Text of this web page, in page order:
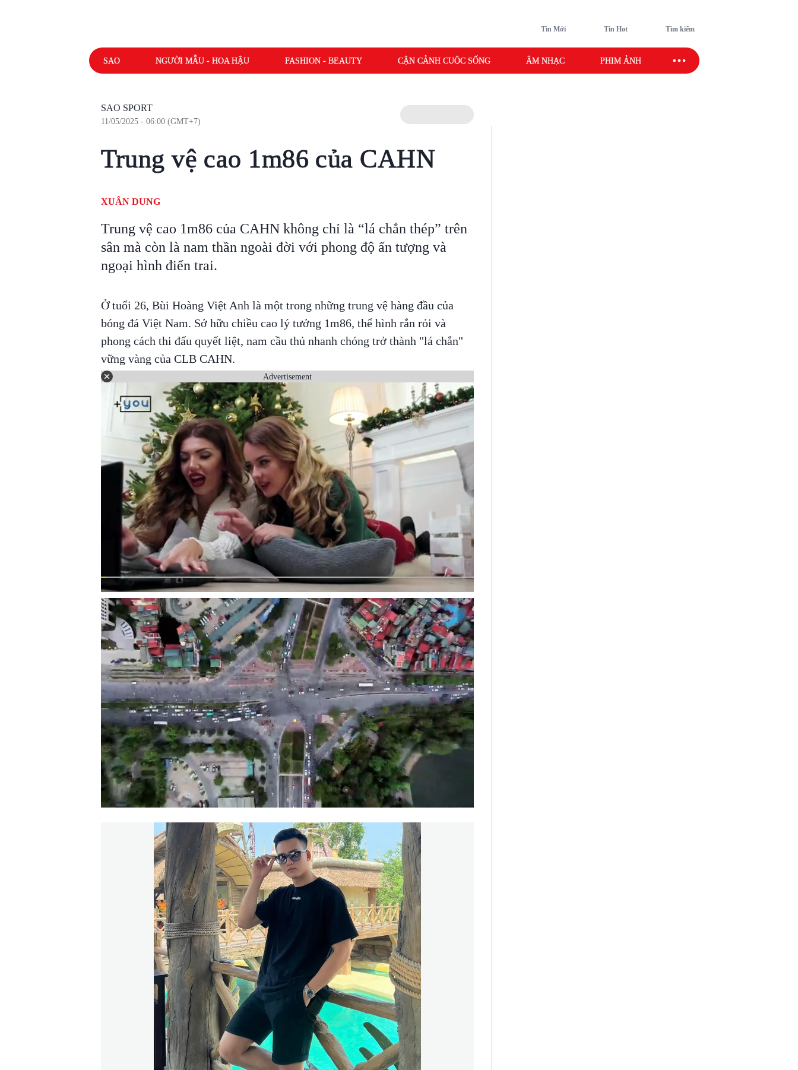
Tin Mới Tin Hot Tìm kiếm
SAO NGƯỜI MẪU - HOA HẬU FASHION - BEAUTY CẬN CẢNH CUỘC SỐNG ÂM NHẠC PHIM ẢNH SAO SPORT
SAO SPORT
11/05/2025 - 06:00 (GMT+7)
Trung vệ cao 1m86 của CAHN
XUÂN DUNG
Trung vệ cao 1m86 của CAHN không chỉ là “lá chắn thép” trên
sân mà còn là nam thần ngoài đời với phong độ ấn tượng và
ngoại hình điển trai.
Ở tuổi 26, Bùi Hoàng Việt Anh là một trong những trung vệ hàng đầu của
bóng đá Việt Nam. Sở hữu chiều cao lý tưởng 1m86, thể hình rắn rỏi và
phong cách thi đấu quyết liệt, nam cầu thủ nhanh chóng trở thành "lá chắn"
vững vàng của CLB CAHN.
Advertisement